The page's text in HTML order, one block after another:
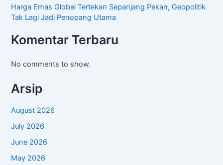
Harga Emas Global Tertekan Sepanjang Pekan, Geopolitik
Tak Lagi Jadi Penopang Utama
Komentar Terbaru
No comments to show.
Arsip
August 2026
July 2026
June 2026
May 2026